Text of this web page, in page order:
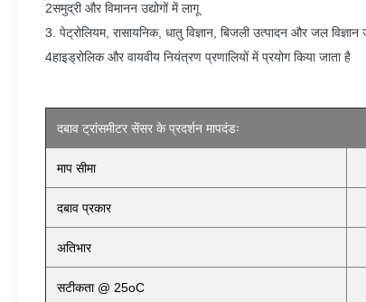
2समुद्री और विमानन उद्योगों में लागू
3. पेट्रोलियम, रासायनिक, धातु विज्ञान, बिजली उत्पादन और जल
4हाइड्रोलिक और वायवीय नियंत्रण प्रणालियों में प्रयोग किया जाता है
दबाव ट्रांसमीटर सेंसर के प्रदर्शन मापदंडः
माप सीमा
दबाव प्रकार
अतिभार
सटीकता @ 25oC